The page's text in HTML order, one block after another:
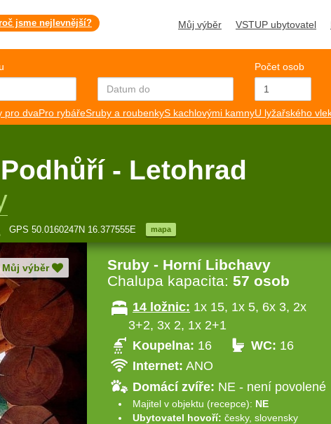
jsme nejlevnější? Můj výběr VSTUP ubytovatel
Počet osob
pro dvaPro rybářeSruby a roubenkyS kachlovými kamnyU lyžařského
- Letohrad
GPS 50.0160247N 16.377555E mapa
Můj výběr
Sruby - Horní Libchavy
Chalupa kapacita: 57 osob
14 ložnic: 1x 15, 1x 5, 6x 3, 2x
3+2, 3x 2, 1x 2+1
Koupelna: 16 WC: 16
Internet: ANO
Domácí zvíře: NE - není povolené
Majitel v objektu (recepce): NE
Ubytovatel hovoří: česky, slovensky